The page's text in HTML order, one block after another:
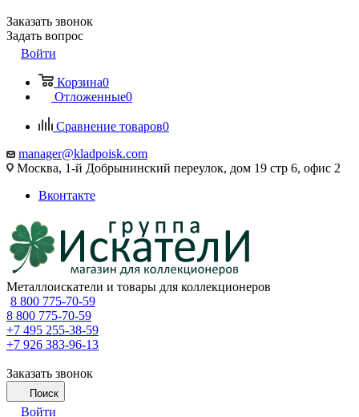
Заказать звонок
Задать вопрос
Войти
Корзина0
Отложенные0
Сравнение товаров0
manager@kladpoisk.com
Москва, 1-й Добрынинский переулок, дом 19 стр 6, офис 2
Вконтакте
Металлоискатели и товары для коллекционеров
8 800 775-70-59
8 800 775-70-59
+7 495 255-38-59
+7 926 383-96-13
Заказать звонок
Поиск
Войти